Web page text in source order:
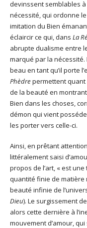
devinssent semblables à
nécessité, qui ordonne
imitation du Bien
éclaircir ce qui, dans La
abrupte dualisme entre
marqué par la nécessité.
beau en tant qu’il porte
Phèdre permettent quant
de la beauté en
Bien dans les choses,
démon qui vient
les porter vers celle-ci.
Ainsi, en prêtant
littéralement saisi
propos de l’art, « est
quantité finie de matière
beauté infinie de
Dieu). Le surgissement
alors cette dernière à
mouvement d’amour,